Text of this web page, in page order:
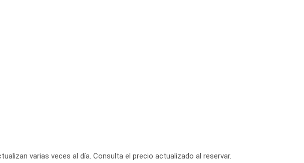
varias veces al día. Consulta el precio actualizado al reservar.